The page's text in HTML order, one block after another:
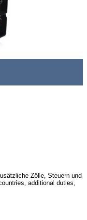
Zölle, Steuern und
additional duties,